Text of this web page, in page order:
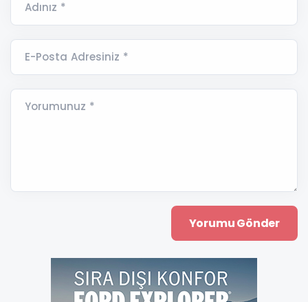
Adınız *
E-Posta Adresiniz *
Yorumunuz *